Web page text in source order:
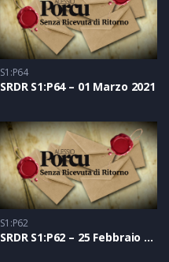
S1:P64
SRDR S1:P64 – 01 Marzo 2021
S1:P62
SRDR S1:P62 – 25 Febbraio 2021